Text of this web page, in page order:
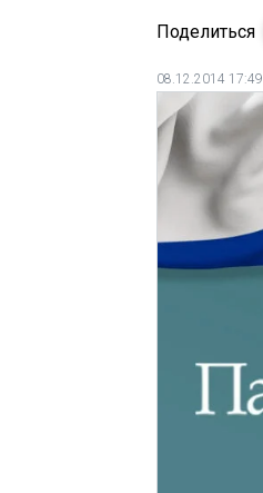
Поделиться
08.12.2014 17:49